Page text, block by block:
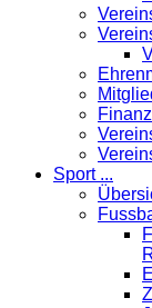
Sport ...